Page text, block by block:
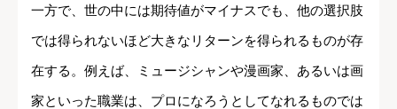
一方で、世の中には期待値がマイナスでも、他の選択肢
では得られないほど大きなリターンを得られるものが存
在する。例えば、ミュージシャンや漫画家、あるいは画
家といった職業は、プロになろうとしてなれるものでは